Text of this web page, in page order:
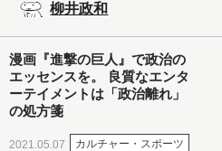
柳井政和
漫画『進撃の巨人』で政治の
エッセンスを。 良質なエンタ
ーテイメントは「政治離れ」
の処方箋
2021.05.07 カルチャー・スポーツ